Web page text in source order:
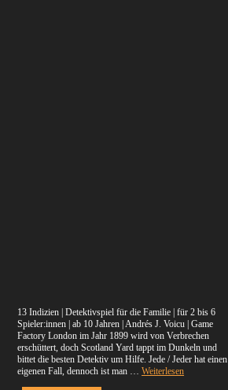
13 Indizien | Detektivspiel für die Familie | für 2 bis 6
Spieler:innen | ab 10 Jahren | Andrés J. Voicu | Game
Factory London im Jahr 1899 wird von Verbrechen
erschüttert, doch Scotland Yard tappt im Dunkeln und
bittet die besten Detektiv um Hilfe. Jede / Jeder hat einen
eigenen Fall, dennoch ist man …Weiterlesen